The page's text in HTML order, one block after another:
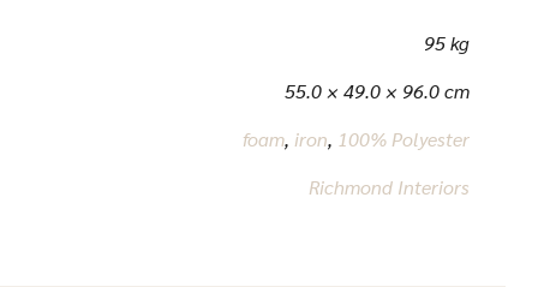
95 kg
55.0 × 49.0 × 96.0 cm
foam, iron, 100% Polyester
Richmond Interiors